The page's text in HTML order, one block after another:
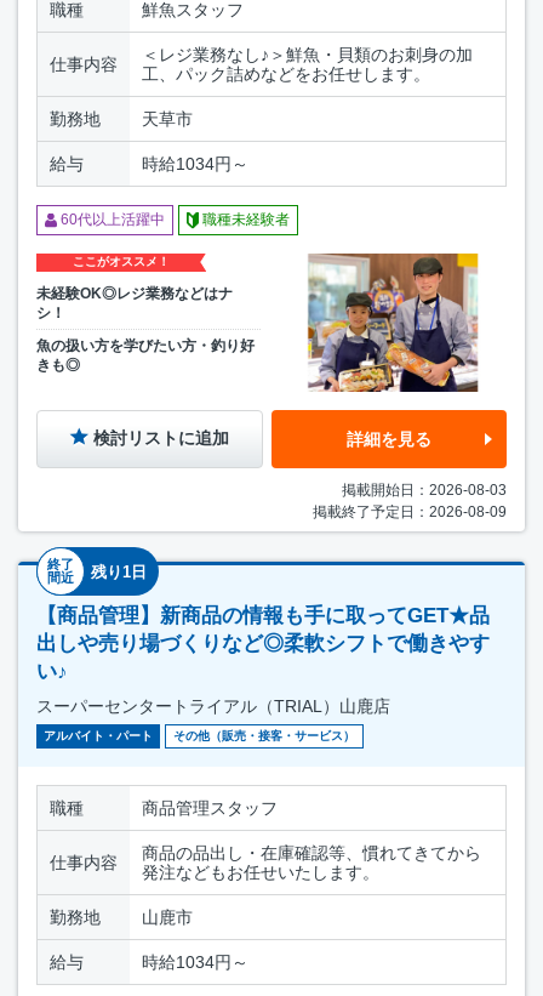
職種 鮮魚スタッフ
仕事内容
＜レジ業務なし♪＞鮮魚・貝類のお刺身の加
工、パック詰めなどをお任せします。
勤務地 天草市
給与 時給1034円～
60代以上活躍中 職種未経験者
ここがオススメ！
未経験OK◎レジ業務などはナ
シ！
魚の扱い方を学びたい方・釣り好
きも◎
検討リストに追加 詳細を見る
掲載開始日：2026-08-03
掲載終了予定日：2026-08-09
終了
間近
残り1日
【商品管理】新商品の情報も手に取ってGET★品
出しや売り場づくりなど◎柔軟シフトで働きやす
い♪
スーパーセンタートライアル（TRIAL）山鹿店
アルバイト・パート その他（販売・接客・サービス）
職種 商品管理スタッフ
仕事内容
商品の品出し・在庫確認等、慣れてきてから
発注などもお任せいたします。
勤務地 山鹿市
給与 時給1034円～